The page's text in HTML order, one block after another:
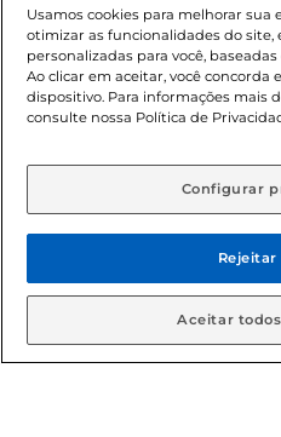
o e-commerce e válidos
sofrer alterações sem prévia
de bebidas alcoólicas para
Lei n.º 8069/90, art. 81, inciso
Adolescente). Preços e
aviso prévio. O valor mínimo
© 2026 Copyright.
reservados
Usamos cookies para melhorar sua
otimizar as funcionalidades do site,
personalizadas para você,
Ao clicar em aceitar, você concorda
dispositivo. Para informações mais
consulte nossa Política de
Configurar
Aceitar